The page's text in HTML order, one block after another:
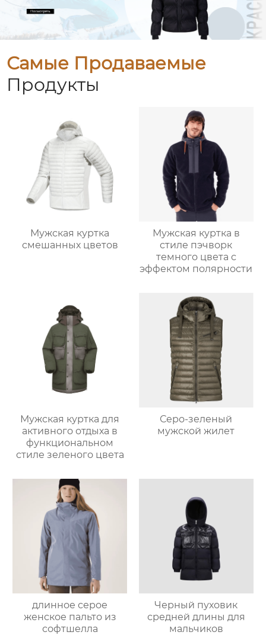
Самые Продаваемые
Продукты
Мужская куртка
смешанных цветов
Мужская куртка в
стиле пэчворк
темного цвета с
эффектом полярности
Мужская куртка для
активного отдыха в
функциональном
стиле зеленого цвета
Серо-зеленый
мужской жилет
длинное серое
женское пальто из
софтшелла
Черный пуховик
средней длины для
мальчиков